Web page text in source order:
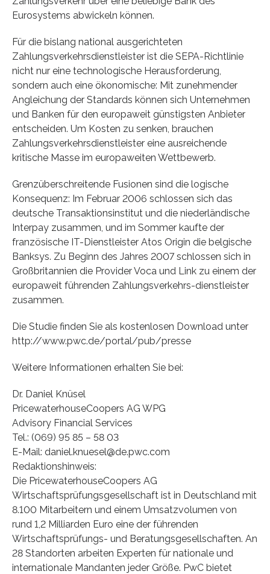
Eurosystems abwickeln können.
Für die bislang national ausgerichteten
Zahlungsverkehrsdienstleister ist die SEPA-Richtlinie
nicht nur eine technologische Herausforderung,
sondern auch eine ökonomische: Mit zunehmender
Angleichung der Standards können sich Unternehmen
und Banken für den europaweit günstigsten Anbieter
entscheiden. Um Kosten zu senken, brauchen
Zahlungsverkehrsdienstleister eine ausreichende
kritische Masse im europaweiten Wettbewerb.
Grenzüberschreitende Fusionen sind die logische
Konsequenz: Im Februar 2006 schlossen sich das
deutsche Transaktionsinstitut und die niederländische
Interpay zusammen, und im Sommer kaufte der
französische IT-Dienstleister Atos Origin die belgische
Banksys. Zu Beginn des Jahres 2007 schlossen sich in
Großbritannien die Provider Voca und Link zu einem der
europaweit führenden Zahlungsverkehrs-dienstleister
zusammen.
Die Studie finden Sie als kostenlosen Download unter
http://www.pwc.de/portal/pub/presse
Weitere Informationen erhalten Sie bei:
Dr. Daniel Knüsel
PricewaterhouseCoopers AG WPG
Advisory Financial Services
Tel.: (069) 95 85 – 58 03
E-Mail: daniel.knuesel@de.pwc.com
Redaktionshinweis:
Die PricewaterhouseCoopers AG
Wirtschaftsprüfungsgesellschaft ist in Deutschland mit
8.100 Mitarbeitern und einem Umsatzvolumen von
rund 1,2 Milliarden Euro eine der führenden
Wirtschaftsprüfungs- und Beratungsgesellschaften. An
28 Standorten arbeiten Experten für nationale und
internationale Mandanten jeder Größe. PwC bietet